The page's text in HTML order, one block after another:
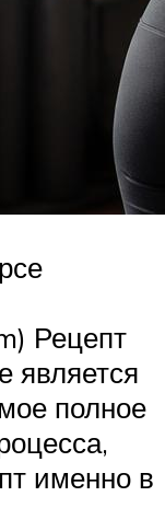
Рецепт
является
полное
именно в